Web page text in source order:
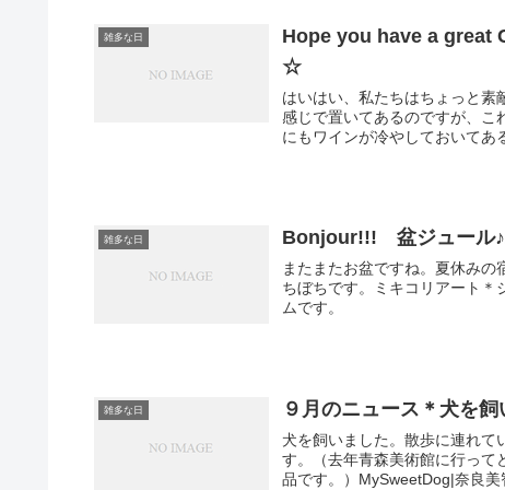
雑多な日
Hope you have a great
☆
はいはい、私たちはちょっと素
感じで置いてあるのですが、こ
にもワインが冷やしておいてあ
雑多な日 Bonjour!!! 盆ジュール
またまたお盆ですね。夏休み
ちぼちです。ミキコリアート
ムです。
雑多な日 ９月のニュース＊犬を
犬を飼いました。散歩に連れて
す。（去年青森美術館に行って
品です。）MySweetDog|奈良美